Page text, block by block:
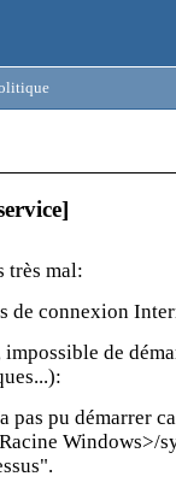
très mal:
de connexion
de
pas pu démarrer
Windows>/